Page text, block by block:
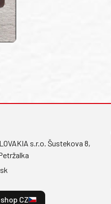
s.r.o. Šustekova 8,
CZ